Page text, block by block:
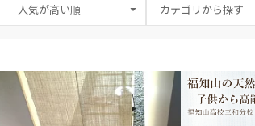
カテゴリから探す